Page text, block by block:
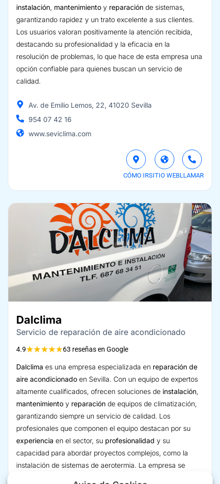
instalación, mantenimiento y reparación de sistemas,
garantizando rapidez y un trato excelente a sus clientes.
Los usuarios valoran positivamente la atención recibida,
destacando su profesionalidad y la eficacia en la
resolución de problemas, lo que hace de esta empresa una
opción confiable para quienes buscan un servicio de
calidad.
Av. de Emilio Lemos, 22, 41020 Sevilla
954 07 42 16
www.seviclima.com
CÓMO IRSITIO WEBLLAMAR
Dalclima
Servicio de reparación de aire acondicionado
4.9★★★★★63 reseñas en Google
Dalclima es una empresa especializada en reparación de
aire acondicionado en Sevilla. Con un equipo de expertos
altamente cualificados, ofrecen soluciones de instalación,
mantenimiento y reparación de equipos de climatización,
garantizando siempre un servicio de calidad. Los
profesionales que componen el equipo destacan por su
experiencia en el sector, su profesionalidad y su
capacidad para abordar proyectos complejos, como la
instalación de sistemas de aerotermia. La empresa se